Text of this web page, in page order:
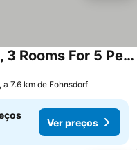
First Floor Of A Big House, 3 Rooms For 5 People
7.6 km de Fohnsdorf
Ver preços